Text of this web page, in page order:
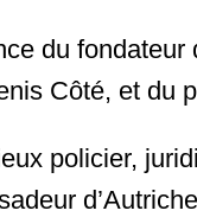
du
Côté, et du
policier,